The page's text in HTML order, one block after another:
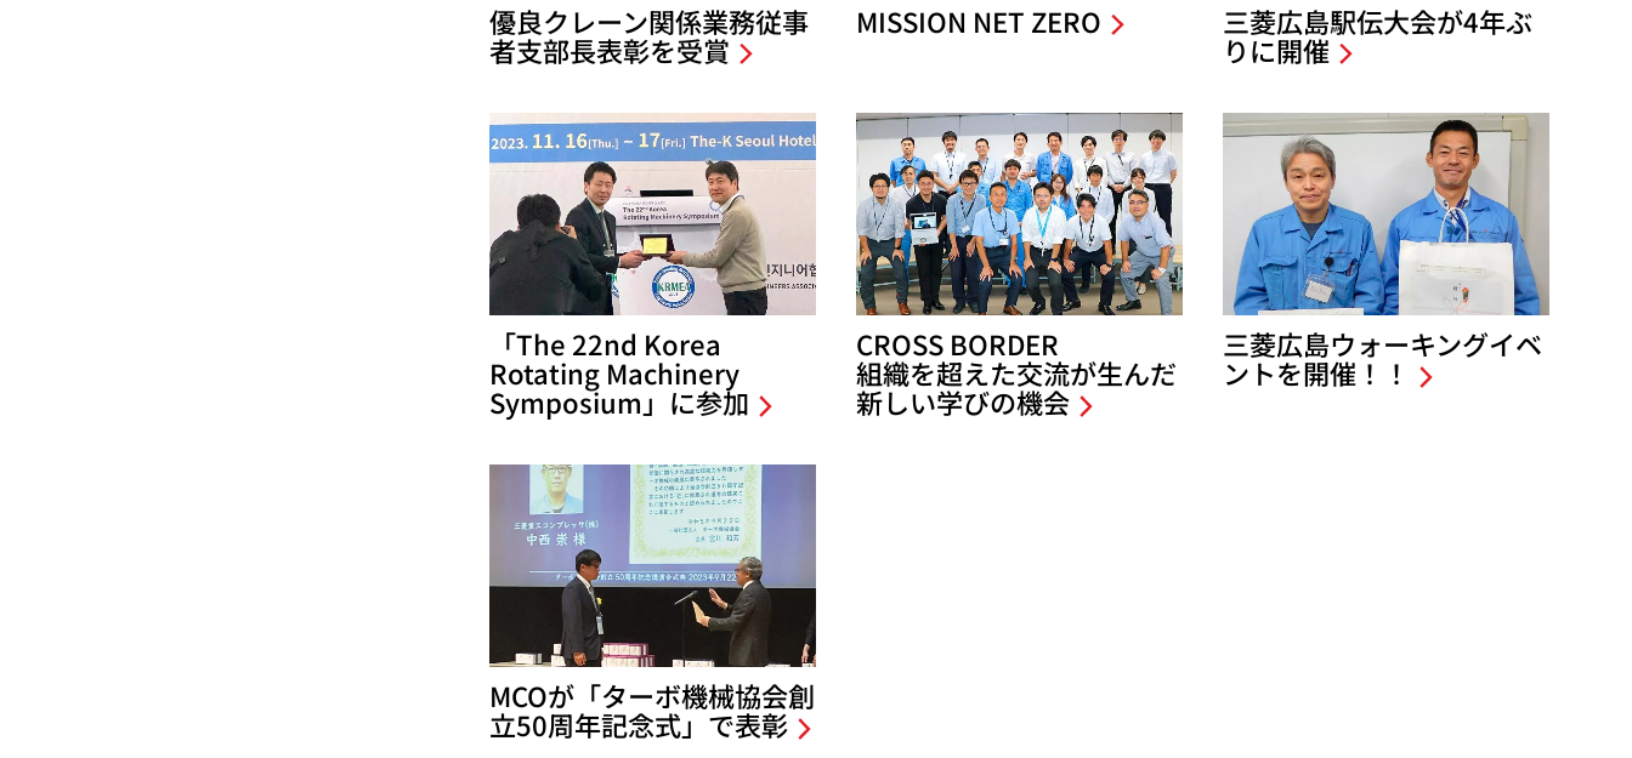
優良クレーン関係業務従事
者支部長表彰を受賞
MISSION NET ZERO 三菱広島駅伝大会が4年ぶ
りに開催
「The 22nd Korea
Rotating Machinery
Symposium」に参加
CROSS BORDER
組織を超えた交流が生んだ
新しい学びの機会
三菱広島ウォーキングイベ
ントを開催！！
MCOが「ターボ機械協会創
立50周年記念式」で表彰